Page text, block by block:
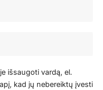
išsaugoti vardą, el.
kad jų nebereiktų įvesti